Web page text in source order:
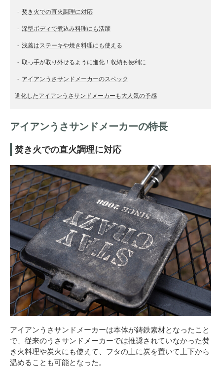
焚き火での直火調理に対応
深型ボディで煮込み料理にも活躍
浅蓋はステーキや焼き料理にも使える
取っ手が取り外せるように進化！収納も便利に
アイアンうさサンドメーカーのスペック
進化したアイアンうさサンドメーカーも大人気の予感
アイアンうさサンドメーカーの特長
焚き火での直火調理に対応
アイアンうさサンドメーカーは本体が鋳鉄素材となったこと
で、従来のうさサンドメーカーでは推奨されていなかった焚
き火料理や炭火にも使えて、フタの上に炭を置いて上下から
温めることも可能となった。